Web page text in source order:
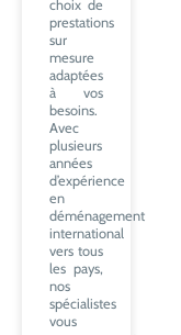
choix de
prestations
sur
mesure
adaptées
à vos
besoins.
Avec
plusieurs
années
d’expérience
en
déménagement
international
vers tous
les pays,
nos
spécialistes
vous